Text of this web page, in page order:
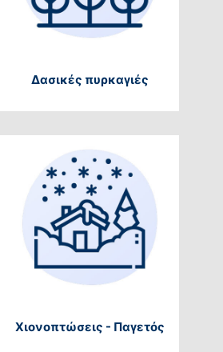
Δασικές πυρκαγιές
Χιονοπτώσεις - Παγετός